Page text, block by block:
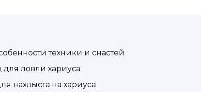
техники и снастей
ловли хариуса
нахлыста на хариуса